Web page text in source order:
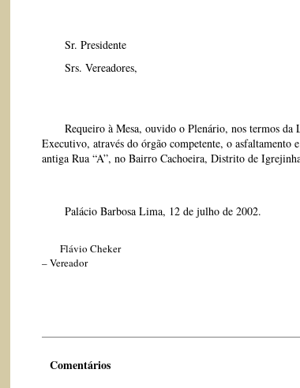
Sr. Presidente
Srs. Vereadores,
Requeiro à Mesa, ouvido o Plenário, nos termos da
Executivo, através do órgão competente, o asfaltamento
antiga Rua “A”, no Bairro Cachoeira, Distrito de
Palácio Barbosa Lima, 12 de julho de 2002.
Flávio Cheker
– Vereador
Comentários